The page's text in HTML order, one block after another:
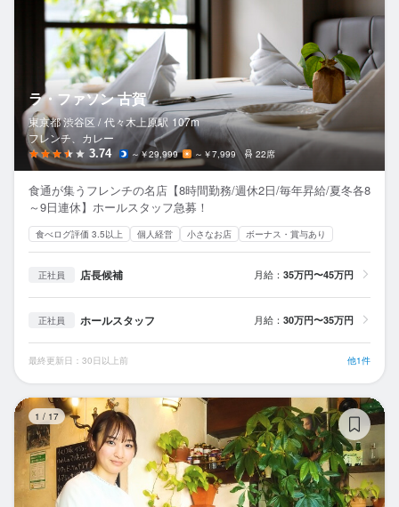
ラ・ファソン 古賀
東京都 渋谷区 / 代々木上原駅 107m
フレンチ、カレー
3.74 ～￥29,999 ～￥7,999 22席
食通が集うフレンチの名店【8時間勤務/週休2日/毎年昇給/夏冬各8
～9日連休】ホールスタッフ急募！
食べログ評価 3.5以上 個人経営 小さなお店 ボーナス・賞与あり
正社員 店長候補 月給： 35万円〜45万円
正社員 ホールスタッフ 月給： 30万円〜35万円
最終更新日：30日以上前 他1件
1 / 17